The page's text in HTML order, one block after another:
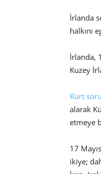
İrlanda
halkını
İrlanda,
Kuzey
Kürt
alarak
etmeye
17
ikiye;